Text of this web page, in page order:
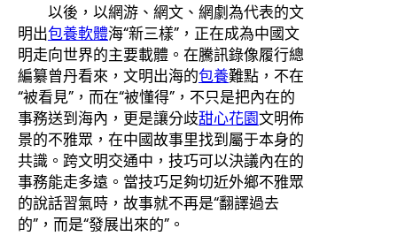
以後，以網游、網文、網劇為代表的文
明出包養軟體海“新三樣”，正在成為中國文
明走向世界的主要載體。在騰訊錄像履行總
編纂曾丹看來，文明出海的包養難點，不在
“被看見”，而在“被懂得”，不只是把內在的
事務送到海內，更是讓分歧甜心花園文明佈
景的不雅眾，在中國故事里找到屬于本身的
共識。跨文明交通中，技巧可以決議內在的
事務能走多遠。當技巧足夠切近外鄉不雅眾
的說話習氣時，故事就不再是“翻譯過去
的”，而是“發展出來的”。